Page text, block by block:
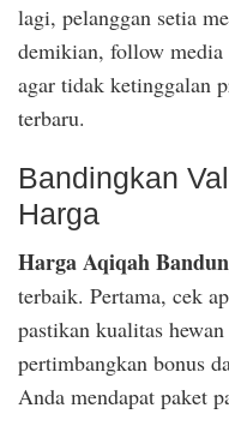
lagi, pelanggan setia
demikian, follow media
agar tidak ketinggalan
terbaru.
Bandingkan
Harga
Harga Aqiqah
terbaik. Pertama, cek
pastikan kualitas
pertimbangkan bonus
Anda mendapat paket